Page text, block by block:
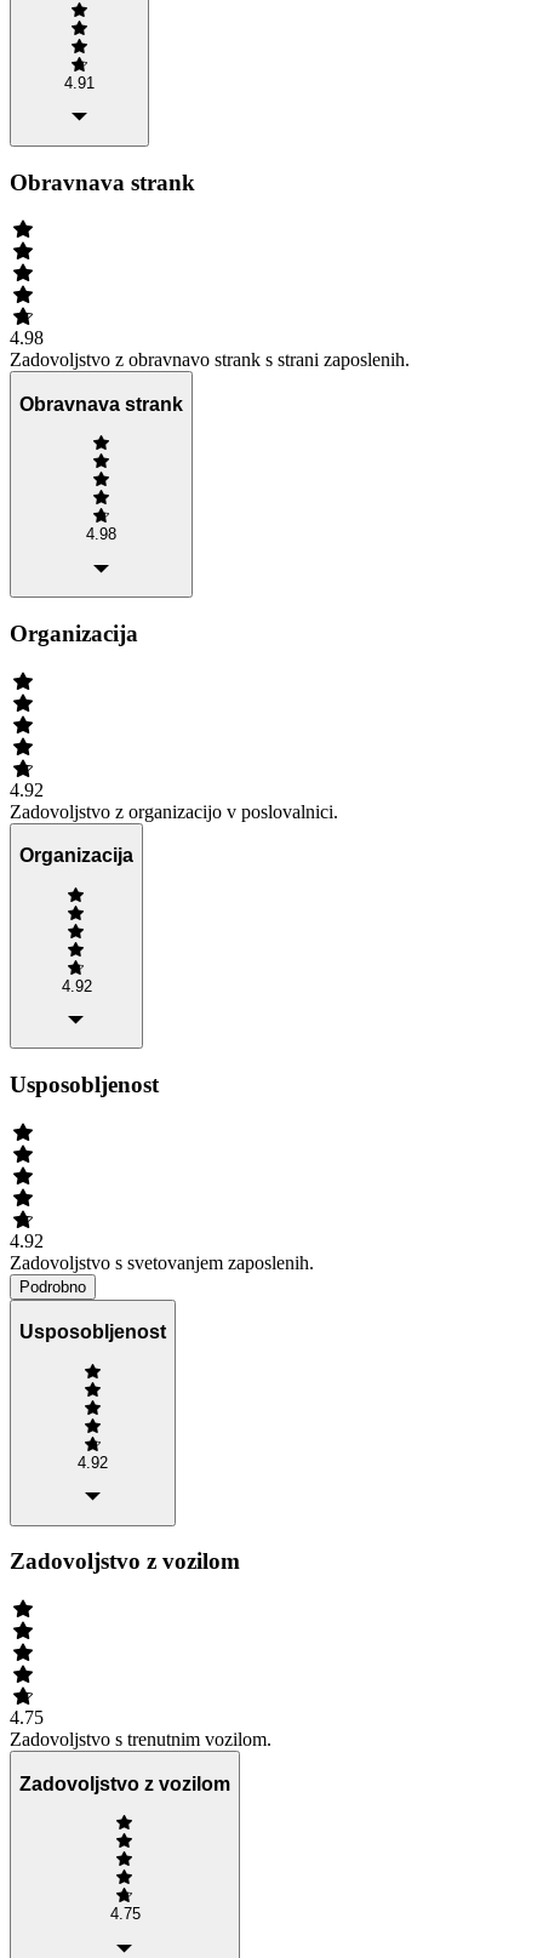
4.91
Obravnava strank
4.98
Zadovoljstvo z obravnavo strank s strani zaposlenih.
Obravnava strank
4.98
Organizacija
4.92
Zadovoljstvo z organizacijo v poslovalnici.
Organizacija
4.92
Usposobljenost
4.92
Zadovoljstvo s svetovanjem zaposlenih.
Podrobno
Usposobljenost
4.92
Zadovoljstvo z vozilom
4.75
Zadovoljstvo s trenutnim vozilom.
Zadovoljstvo z vozilom
4.75